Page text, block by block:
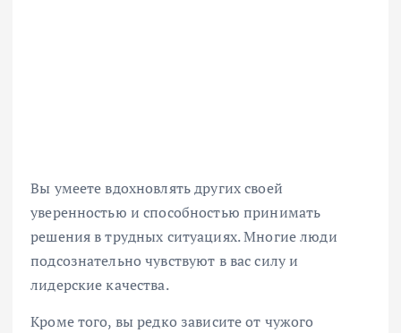
Вы умеете вдохновлять других своей
уверенностью и способностью принимать
решения в трудных ситуациях. Многие люди
подсознательно чувствуют в вас силу и
лидерские качества.
Кроме того, вы редко зависите от чужого